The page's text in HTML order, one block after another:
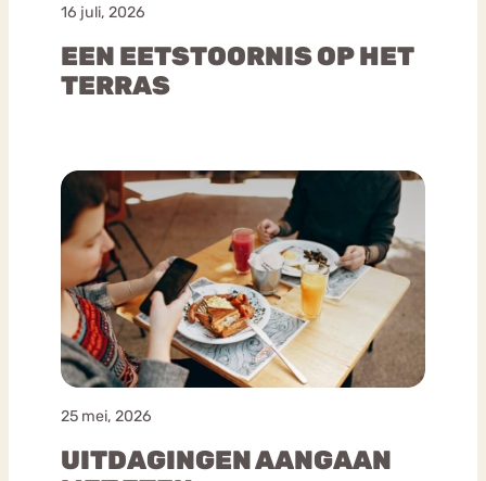
16 juli, 2026
EEN EETSTOORNIS OP HET
TERRAS
25 mei, 2026
UITDAGINGEN AANGAAN